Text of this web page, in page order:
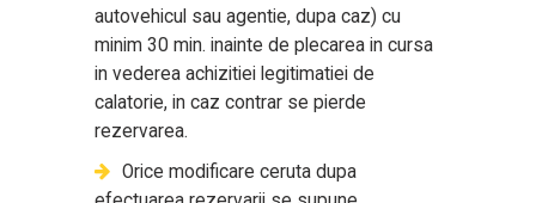
autovehicul sau agentie, dupa caz) cu
minim 30 min. inainte de plecarea in cursa
in vederea achizitiei legitimatiei de
calatorie, in caz contrar se pierde
rezervarea.
Orice modificare ceruta dupa